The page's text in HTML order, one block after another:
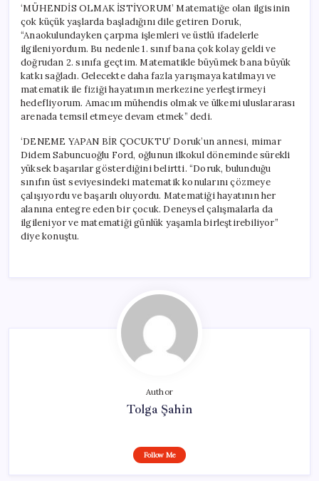
‘MÜHENDİS OLMAK İSTİYORUM’ Matematiğe olan ilgisinin
çok küçük yaşlarda başladığını dile getiren Doruk,
“Anaokulundayken çarpma işlemleri ve üstlü ifadelerle
ilgileniyordum. Bu nedenle 1. sınıf bana çok kolay geldi ve
doğrudan 2. sınıfa geçtim. Matematikle büyümek bana büyük
katkı sağladı. Gelecekte daha fazla yarışmaya katılmayı ve
matematik ile fiziği hayatımın merkezine yerleştirmeyi
hedefliyorum. Amacım mühendis olmak ve ülkemi uluslararası
arenada temsil etmeye devam etmek” dedi.
‘DENEME YAPAN BİR ÇOCUKTU’ Doruk’un annesi, mimar
Didem Sabuncuoğlu Ford, oğlunun ilkokul döneminde sürekli
yüksek başarılar gösterdiğini belirtti. “Doruk, bulunduğu
sınıfın üst seviyesindeki matematik konularını çözmeye
çalışıyordu ve başarılı oluyordu. Matematiği hayatının her
alanına entegre eden bir çocuk. Deneysel çalışmalarla da
ilgileniyor ve matematiği günlük yaşamla birleştirebiliyor”
diye konuştu.
Author
Tolga Şahin
Follow Me